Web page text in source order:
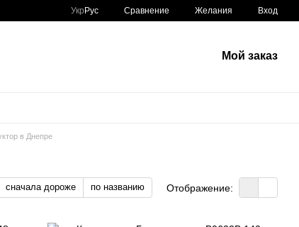
Укр Рус Сравнение Желания Вход
Мой заказ
в Днепре
сначала дороже по названию Отображение: